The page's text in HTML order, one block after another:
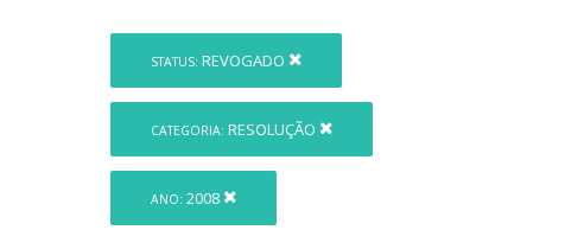
STATUS: REVOGADO
CATEGORIA: RESOLUÇÃO
ANO: 2008